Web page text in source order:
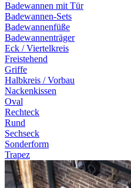
Badewannen mit Tür
Badewannen-Sets
Badewannenfüße
Badewannenträger
Eck / Viertelkreis
Freistehend
Griffe
Halbkreis / Vorbau
Nackenkissen
Oval
Rechteck
Rund
Sechseck
Sonderform
Trapez